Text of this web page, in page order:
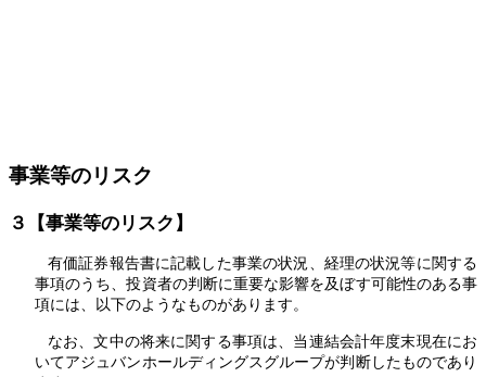
事業等のリスク
３【事業等のリスク】
有価証券報告書に記載した事業の状況、経理の状況等に関する
事項のうち、投資者の判断に重要な影響を及ぼす可能性のある事
項には、以下のようなものがあります。
なお、文中の将来に関する事項は、当連結会計年度末現在にお
いてアジュバンホールディングスグループが判断したものであり